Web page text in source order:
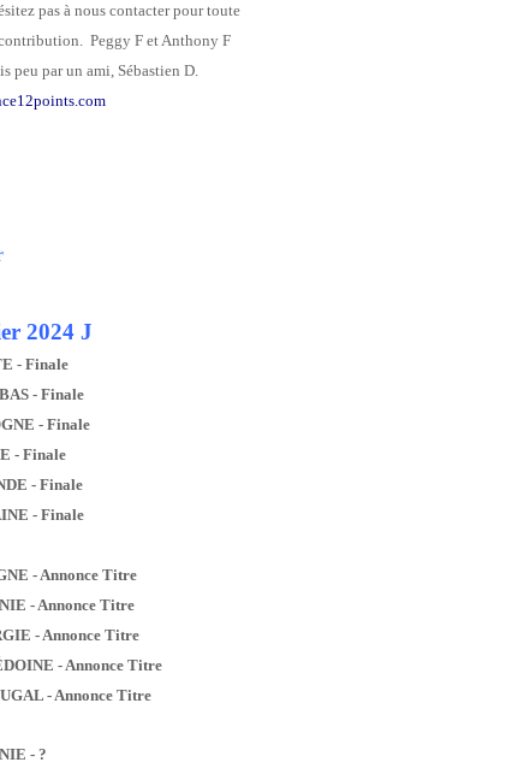
pas à nous contacter pour toute
Peggy F et Anthony F
peu par un ami, Sébastien D.
2024 J
- Finale
- Finale
- Finale
- Finale
- Finale
- Finale
- Annonce Titre
- Annonce Titre
- Annonce Titre
- Annonce Titre
- Annonce Titre
- ?